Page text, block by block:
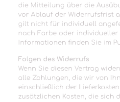
die Mitteilung über die
vor Ablauf der Widerrufsfrist
gilt nicht für individuell
nach Farbe oder individueller
Informationen finden Sie im
Folgen des Widerrufs
Wenn Sie diesen Vertrag
alle Zahlungen, die wir von
einschließlich der
zusätzlichen Kosten, die sich